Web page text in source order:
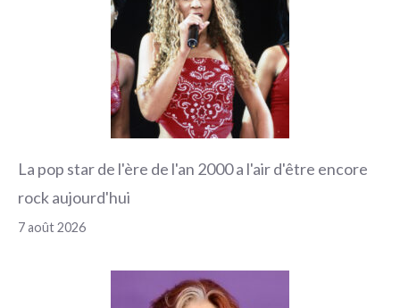
La pop star de l'ère de l'an 2000 a l'air d'être encore
rock aujourd'hui
7 août 2026